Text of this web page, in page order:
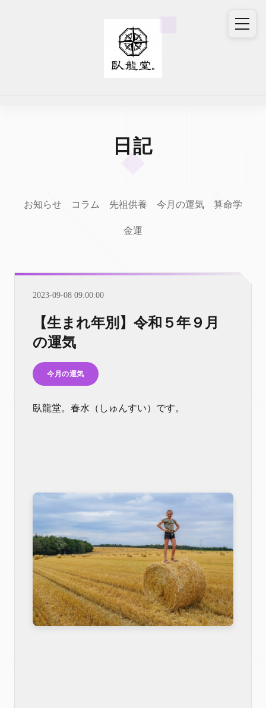
日記
お知らせ コラム 先祖供養 今月の運気 算命学
金運
2023-09-08 09:00:00
【生まれ年別】令和５年９月
の運気
今月の運気
臥龍堂。春水（しゅんすい）です。